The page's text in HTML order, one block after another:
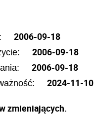
2006-09-18
2006-09-18
2006-09-18
2024-11-10
zmieniających.